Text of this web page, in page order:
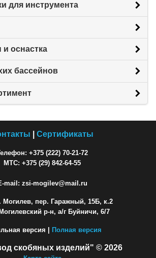
для инструмента
оснастка
бассейнов
Сертификаты
+375 (222) 70-21-72
МТС: +375 (29) 842-64-55
mail: zsi-mogilev@mail.ru
Могилев, пер. Гаражный, 15Б, к.2
р-н, а/г Буйничи, 6/7
версия | Полная версия
скобяных изделий" © 2026